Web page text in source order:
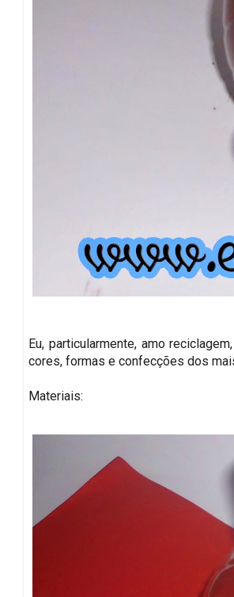
Eu, particularmente, amo
cores, formas e confecções dos
Materiais: